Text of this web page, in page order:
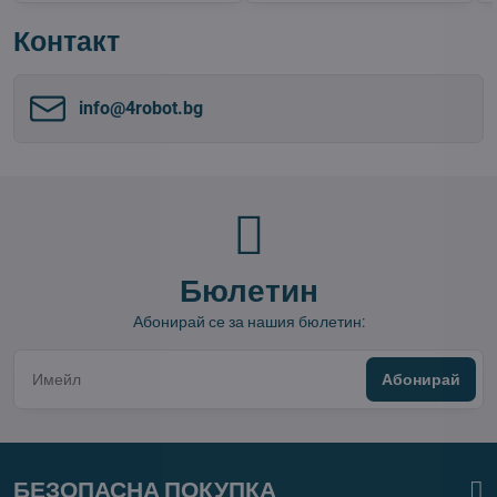
Контакт
info​@4robot​.bg
Бюлетин
Абонирай се за нашия бюлетин:
Абонирай
БЕЗОПАСНА ПОКУПКА